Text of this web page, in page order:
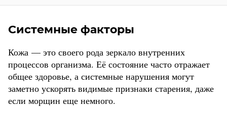
Системные факторы
Кожа — это своего рода зеркало внутренних
процессов организма. Её состояние часто отражает
общее здоровье, а системные нарушения могут
заметно ускорять видимые признаки старения, даже
если морщин еще немного.